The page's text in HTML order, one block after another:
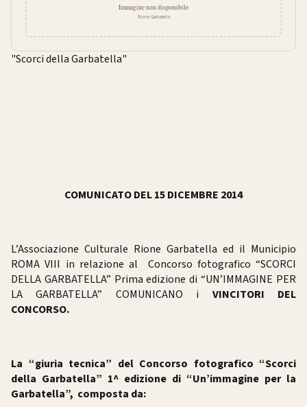
"Scorci della Garbatella"
COMUNICATO DEL 15 DICEMBRE 2014
L’Associazione Culturale Rione Garbatella ed il Municipio
ROMA VIII in relazione al Concorso fotografico “SCORCI
DELLA GARBATELLA” Prima edizione di “UN’IMMAGINE PER
LA GARBATELLA” COMUNICANO i VINCITORI DEL
CONCORSO.
La “giuria tecnica” del Concorso fotografico “Scorci
della Garbatella” 1^ edizione di “Un’immagine per la
Garbatella”, composta da: